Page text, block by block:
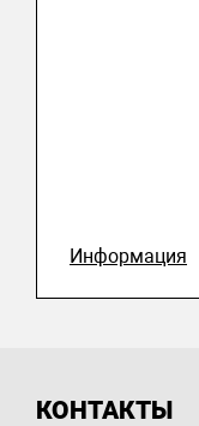
Информация
КОНТАКТЫ